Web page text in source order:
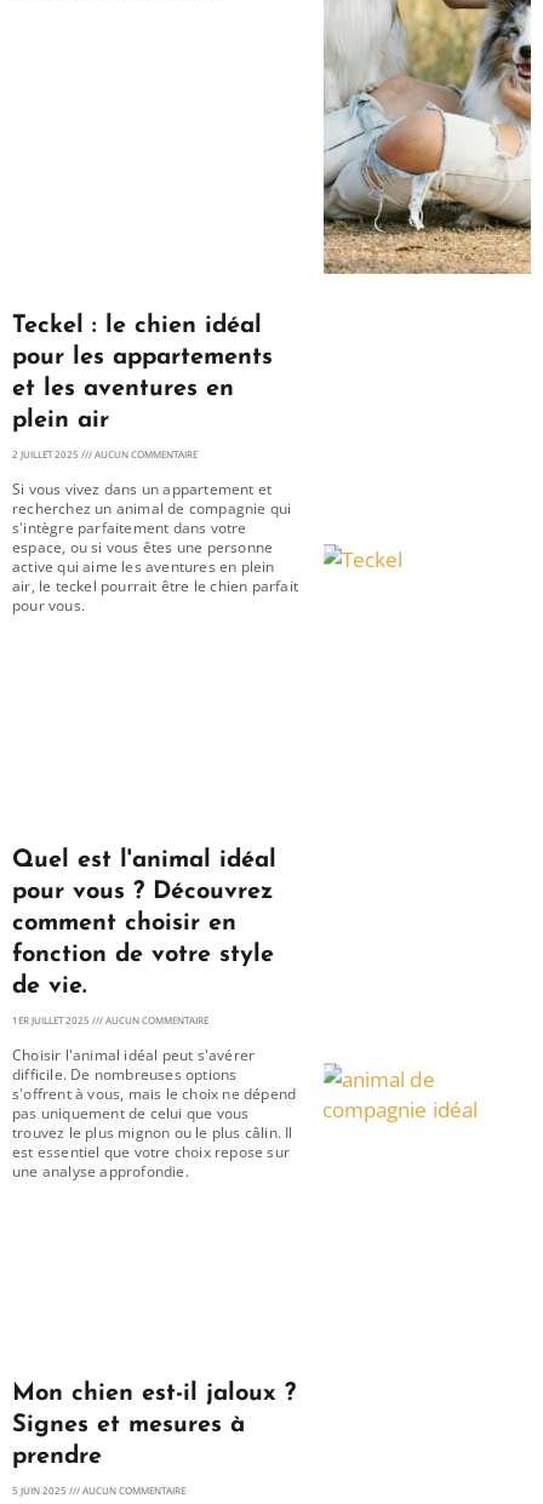
Teckel : le chien idéal
pour les appartements
et les aventures en
plein air
2 JUILLET 2025 AUCUN COMMENTAIRE
Si vous vivez dans un appartement et
recherchez un animal de compagnie qui
s'intègre parfaitement dans votre
espace, ou si vous êtes une personne
active qui aime les aventures en plein
air, le teckel pourrait être le chien parfait
pour vous.
Quel est l'animal idéal
pour vous ? Découvrez
comment choisir en
fonction de votre style
de vie.
1ER JUILLET 2025 AUCUN COMMENTAIRE
Choisir l'animal idéal peut s'avérer
difficile. De nombreuses options
s'offrent à vous, mais le choix ne dépend
pas uniquement de celui que vous
trouvez le plus mignon ou le plus câlin. Il
est essentiel que votre choix repose sur
une analyse approfondie.
Mon chien est-il jaloux ?
Signes et mesures à
prendre
5 JUIN 2025 AUCUN COMMENTAIRE